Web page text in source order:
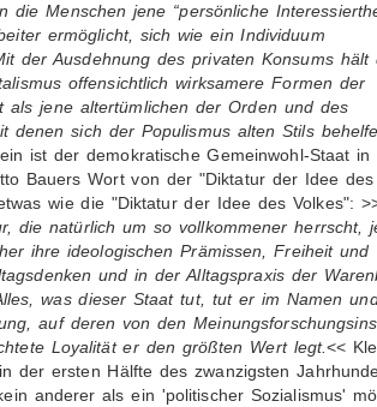
die Menschen jene “persönliche
ermöglicht, sich wie ein Individuum
der Ausdehnung des privaten Konsums hält
offensichtlich wirksamere Formen der
als jene altertümlichen der Orden und des
denen sich der Populismus alten Stils
ist der demokratische Gemeinwohl-Staat in
Bauers Wort von der "Diktatur der Idee des
wie die "Diktatur der Idee des Volkes":
die natürlich um so vollkommener herrscht,
ihre ideologischen Prämissen, Freiheit und
und in der Alltagspraxis der
was dieser Staat tut, tut er im Namen
auf deren von den
Loyalität er den größten Wert legt.<<
der ersten Hälfte des zwanzigsten
anderer als ein 'politischer Sozialismus'